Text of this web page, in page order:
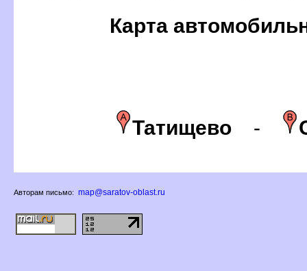
Карта
Татищево-
Авторам письмо: map@saratov-oblast.ru